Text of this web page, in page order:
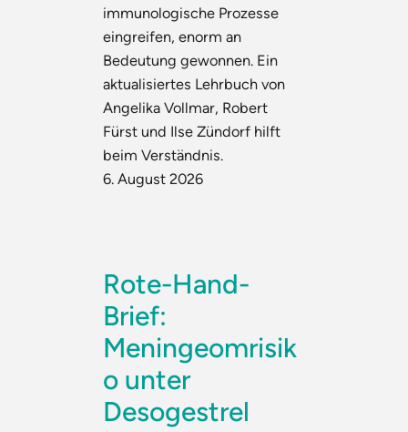
immunologische Prozesse
eingreifen, enorm an
Bedeutung gewonnen. Ein
aktualisiertes Lehrbuch von
Angelika Vollmar, Robert
Fürst und Ilse Zündorf hilft
beim Verständnis.
6. August 2026
Rote-Hand-
Brief:
Meningeomrisik
o unter
Desogestrel